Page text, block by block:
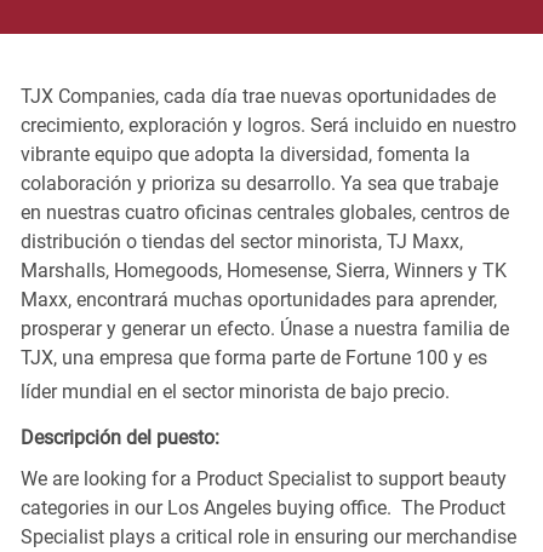
TJX Companies, cada día trae nuevas oportunidades de
crecimiento, exploración y logros. Será incluido en nuestro
vibrante equipo que adopta la diversidad, fomenta la
colaboración y prioriza su desarrollo. Ya sea que trabaje
en nuestras cuatro oficinas centrales globales, centros de
distribución o tiendas del sector minorista, TJ Maxx,
Marshalls, Homegoods, Homesense, Sierra, Winners y TK
Maxx, encontrará muchas oportunidades para aprender,
prosperar y generar un efecto. Únase a nuestra familia de
TJX, una empresa que forma parte de Fortune 100 y es
líder mundial en el sector minorista de bajo precio.
Descripción del puesto:
We are looking for a Product Specialist to support beauty
categories in our Los Angeles buying office. The Product
Specialist plays a critical role in ensuring our merchandise